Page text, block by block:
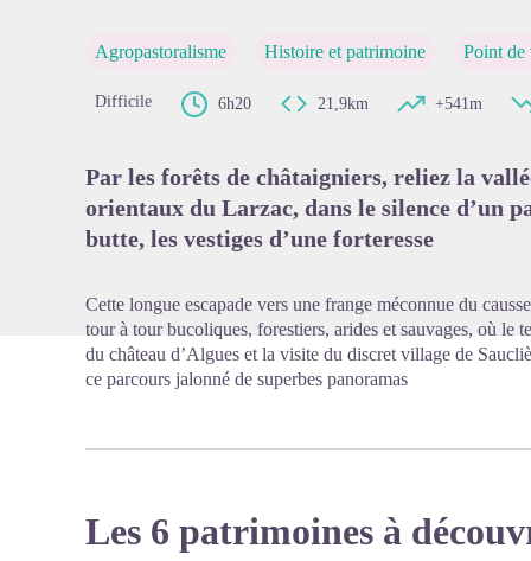
Agropastoralisme Histoire et patrimoine Point de
Difficile 6h20 21,9km +541m
Par les forêts de châtaigniers, reliez la
orientaux du Larzac, dans le silence d’un
butte, les vestiges d’une forteresse
Cette longue escapade vers une frange méconnue du
tour à tour bucoliques, forestiers, arides et sauvages, où le
du château d’Algues et la visite du discret village de
ce parcours jalonné de superbes panoramas
Les 6 patrimoines à